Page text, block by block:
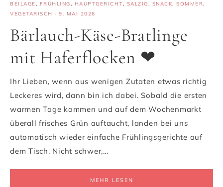
BEILAGE, FRÜHLING, HAUPTGERICHT, SALZIG, SNACK, SOMMER,
VEGETARISCH · 9. MAI 2026
Bärlauch-Käse-Bratlinge
mit Haferflocken ❤
Ihr Lieben, wenn aus wenigen Zutaten etwas richtig
Leckeres wird, dann bin ich dabei. Sobald die ersten
warmen Tage kommen und auf dem Wochenmarkt
überall frisches Grün auftaucht, landen bei uns
automatisch wieder einfache Frühlingsgerichte auf
dem Tisch. Nicht schwer,…
MEHR LESEN